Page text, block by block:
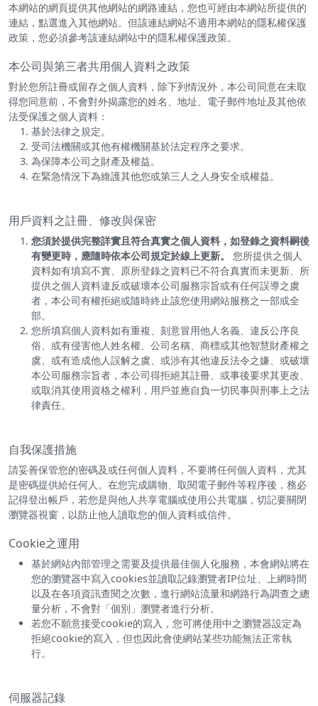
本網站的網頁提供其他網站的網路連結，您也可經由本網站所提供的
連結，點選進入其他網站。但該連結網站不適用本網站的隱私權保護
政策，您必須參考該連結網站中的隱私權保護政策。
本公司與第三者共用個人資料之政策
對於您所註冊或留存之個人資料，除下列情況外，本公司同意在未取
得您同意前，不會對外揭露您的姓名、地址、電子郵件地址及其他依
法受保護之個人資料：
基於法律之規定。
受司法機關或其他有權機關基於法定程序之要求。
為保障本公司之財產及權益。
在緊急情況下為維護其他您或第三人之人身安全或權益。
用戶資料之註冊、修改與保密
您須於提供完整詳實且符合真實之個人資料，如登錄之資料嗣後
有變更時，應隨時依本公司規定於線上更新。
您所提供之個人
資料如有填寫不實、原所登錄之資料已不符合真實而未更新、所
提供之個人資料違反或破壞本公司服務宗旨或有任何誤導之虞
者，本公司有權拒絕或隨時終止該您使用網站服務之一部或全
部。
您所填寫個人資料如有重複、刻意冒用他人名義、違反公序良
俗、或有侵害他人姓名權、公司名稱、商標或其他智慧財產權之
虞、或有造成他人誤解之虞、或涉有其他違反法令之嫌、或破壞
本公司服務宗旨者，本公司得拒絕其註冊、或事後要求其更改、
或取消其使用資格之權利，用戶並應自負一切民事與刑事上之法
律責任。
自我保護措施
請妥善保管您的密碼及或任何個人資料，不要將任何個人資料，尤其
是密碼提供給任何人。在您完成購物、取閱電子郵件等程序後，務必
記得登出帳戶，若您是與他人共享電腦或使用公共電腦，切記要關閉
瀏覽器視窗，以防止他人讀取您的個人資料或信件。
Cookie之運用
基於網站內部管理之需要及提供最佳個人化服務，本會網站將在
您的瀏覽器中寫入cookies並讀取記錄瀏覽者IP位址、上網時間
以及在各項資訊查閱之次數，進行網站流量和網路行為調查之總
量分析，不會對「個別」瀏覽者進行分析。
若您不願意接受cookie的寫入，您可將使用中之瀏覽器設定為
拒絕cookie的寫入，但也因此會使網站某些功能無法正常執
行。
伺服器記錄